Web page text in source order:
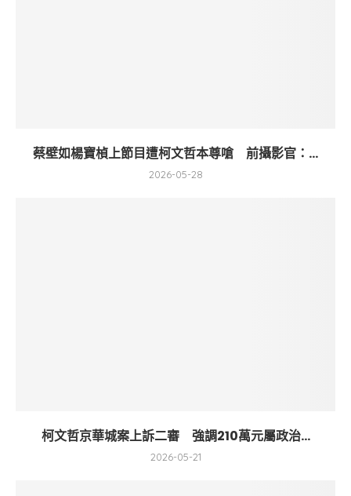
蔡壁如楊寶楨上節目遭柯文哲本尊嗆 前攝影官：...
2026-05-28
柯文哲京華城案上訴二審 強調210萬元屬政治...
2026-05-21